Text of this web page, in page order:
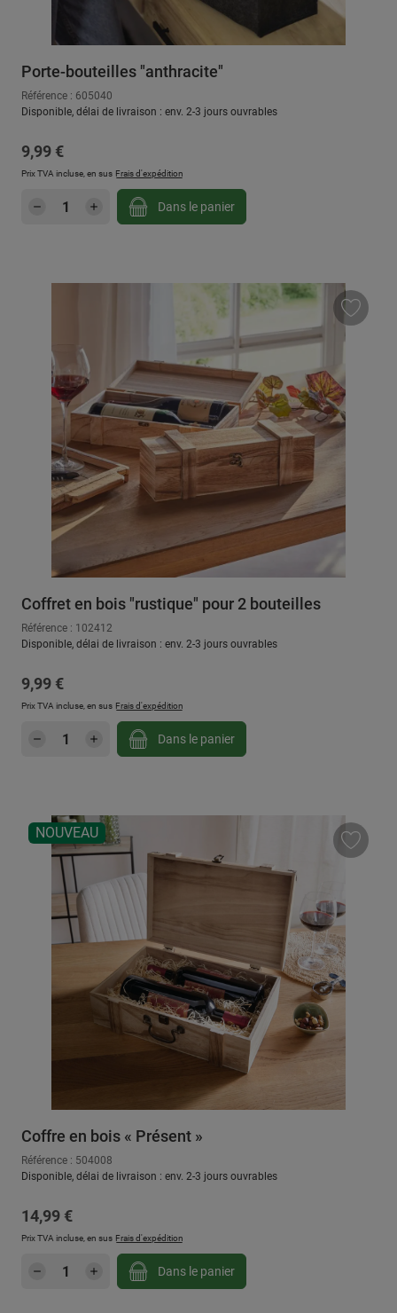
Porte-bouteilles "anthracite"
Référence : 605040
Disponible, délai de livraison : env. 2-3 jours ouvrables
Prix régulier :
9,99 €
Prix TVA incluse, en sus Frais d'expédition
Quantité de produit : Entrez la quantité
Dans le panier
Coffret en bois "rustique" pour 2 bouteilles
Référence : 102412
Disponible, délai de livraison : env. 2-3 jours ouvrables
Prix régulier :
9,99 €
Prix TVA incluse, en sus Frais d'expédition
Quantité de produit : Entrez la quantité
Dans le panier
NOUVEAU
Coffre en bois « Présent »
Référence : 504008
Disponible, délai de livraison : env. 2-3 jours ouvrables
Prix régulier :
14,99 €
Prix TVA incluse, en sus Frais d'expédition
Quantité de produit : Entrez la quantité
Dans le panier